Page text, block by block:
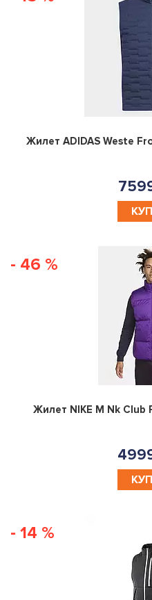
Жилет ADIDAS Weste
- 46 %
Жилет NIKE M Nk
- 14 %